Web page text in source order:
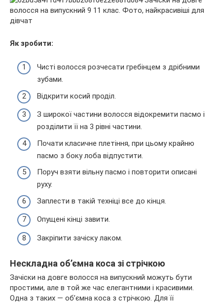
Як зробити:
Чисті волосся розчесати гребінцем з дрібними
зубами.
Відкрити косий проділ.
З широкої частини волосся відокремити пасмо і
розділити її на 3 рівні частини.
Почати класичне плетіння, при цьому крайню
пасмо з боку лоба відпустити.
Поруч взяти вільну пасмо і повторити описані
руху.
Заплести в такій техніці все до кінця.
Опущені кінці завити.
Закріпити зачіску лаком.
Нескладна об’ємна коса зі стрічкою
Зачіски на довге волосся на випускний можуть бути
простими, але в той же час елегантними і красивими.
Одна з таких — об’ємна коса з стрічкою. Для її